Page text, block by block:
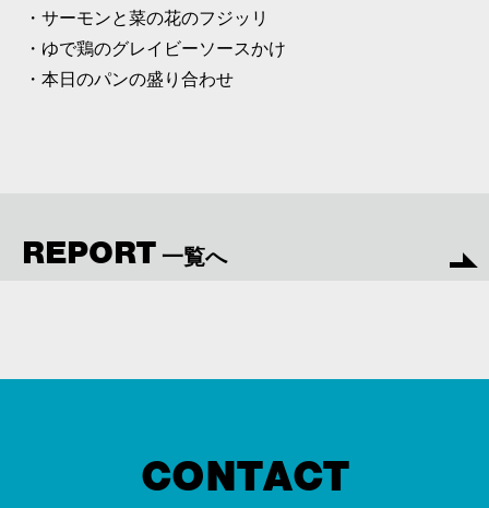
・サーモンと菜の花のフジッリ
・ゆで鶏のグレイビーソースかけ
・本日のパンの盛り合わせ
REPORT 一覧へ
CONTACT